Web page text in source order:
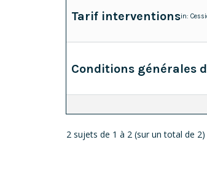
Tarif interventionsin:
Conditions générales
2 sujets de 1 à 2 (sur un total de 2)